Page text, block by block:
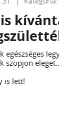
egészséges
szopjon
is lett!